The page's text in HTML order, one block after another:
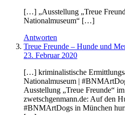
[…] „Ausstellung „Treue
Nationalmuseum“ […]
Antworten
Treue Freunde – Hunde und
23. Februar 2020
[…] kriminalistische
Nationalmuseum |
Ausstellung „Treue Freunde“
zwetschgenmann.de: Auf den
#BNMArtDogs in München